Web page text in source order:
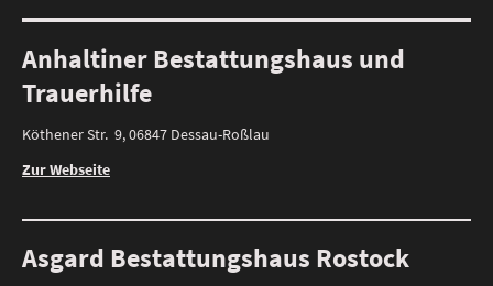
Anhaltiner Bestattungshaus und
Trauerhilfe
Köthener Str. 9, 06847 Dessau-Roßlau
Zur Webseite
Asgard Bestattungshaus Rostock